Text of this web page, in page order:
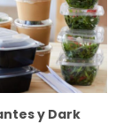
y Dark